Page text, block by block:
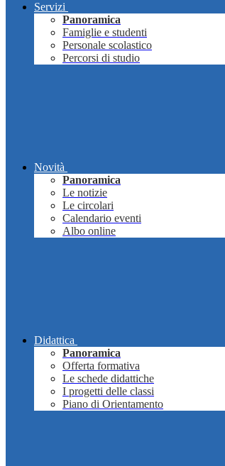
Servizi
Panoramica
Famiglie e studenti
Personale scolastico
Percorsi di studio
Novità
Panoramica
Le notizie
Le circolari
Calendario eventi
Albo online
Didattica
Panoramica
Offerta formativa
Le schede didattiche
I progetti delle classi
Piano di Orientamento